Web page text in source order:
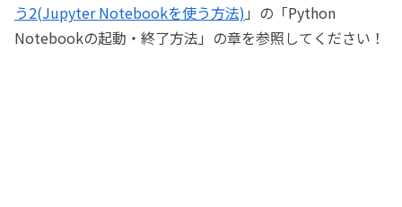
う2(Jupyter Notebookを使う方法) 」の「Python
Notebookの起動・終了方法」の章を参照してください！